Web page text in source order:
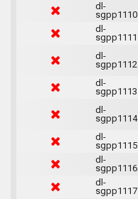
dl-
sgpp1110
dl-
sgpp1111
dl-
sgpp1112
dl-
sgpp1113
dl-
sgpp1114
dl-
sgpp1115
dl-
sgpp1116
dl-
sgpp1117